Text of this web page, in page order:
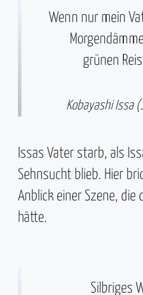
Wenn nur mein
grünen
Kobayashi Issa
Issas Vater starb, als
Sehnsucht blieb. Hier
Anblick einer Szene, die
hätte.
Silbriges